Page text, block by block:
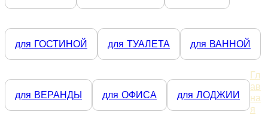
для ГОСТИНОЙ для ТУАЛЕТА для ВАННОЙ
для ВЕРАНДЫ для ОФИСА для ЛОДЖИИ
Гл
ав
на
я